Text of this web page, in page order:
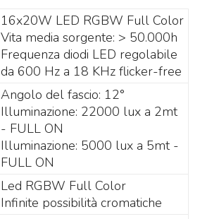
16x20W LED RGBW Full Color
Vita media sorgente: > 50.000h
Frequenza diodi LED regolabile
da 600 Hz a 18 KHz flicker-free
Angolo del fascio: 12°
Illuminazione: 22000 lux a 2mt
- FULL ON
Illuminazione: 5000 lux a 5mt -
FULL ON
Led RGBW Full Color
Infinite possibilità cromatiche